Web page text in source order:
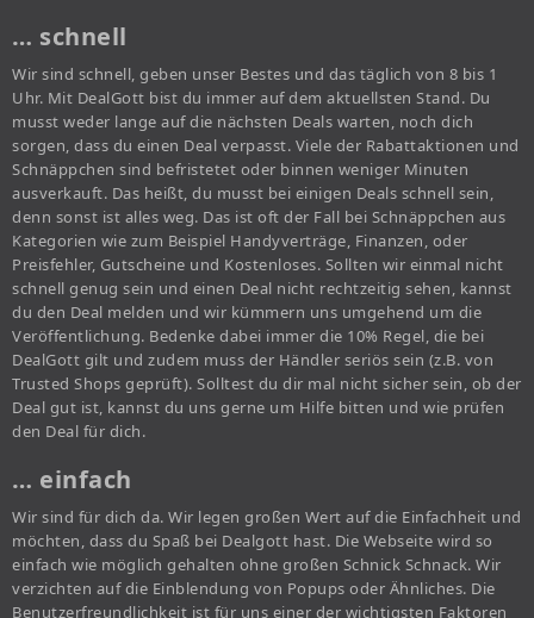
… schnell
Wir sind schnell, geben unser Bestes und das täglich von 8 bis 1
Uhr. Mit DealGott bist du immer auf dem aktuellsten Stand. Du
musst weder lange auf die nächsten Deals warten, noch dich
sorgen, dass du einen Deal verpasst. Viele der Rabattaktionen und
Schnäppchen sind befristetet oder binnen weniger Minuten
ausverkauft. Das heißt, du musst bei einigen Deals schnell sein,
denn sonst ist alles weg. Das ist oft der Fall bei Schnäppchen aus
Kategorien wie zum Beispiel Handyverträge, Finanzen, oder
Preisfehler, Gutscheine und Kostenloses. Sollten wir einmal nicht
schnell genug sein und einen Deal nicht rechtzeitig sehen, kannst
du den Deal melden und wir kümmern uns umgehend um die
Veröffentlichung. Bedenke dabei immer die 10% Regel, die bei
DealGott gilt und zudem muss der Händler seriös sein (z.B. von
Trusted Shops geprüft). Solltest du dir mal nicht sicher sein, ob der
Deal gut ist, kannst du uns gerne um Hilfe bitten und wie prüfen
den Deal für dich.
… einfach
Wir sind für dich da. Wir legen großen Wert auf die Einfachheit und
möchten, dass du Spaß bei Dealgott hast. Die Webseite wird so
einfach wie möglich gehalten ohne großen Schnick Schnack. Wir
verzichten auf die Einblendung von Popups oder Ähnliches. Die
Benutzerfreundlichkeit ist für uns einer der wichtigsten Faktoren